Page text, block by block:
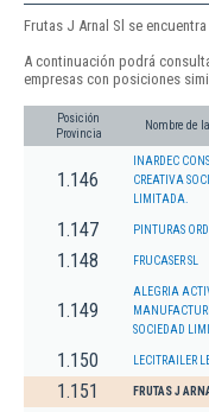
Frutas J Arnal Sl se
A continuación podrá
empresas con posiciones
Posición
Provincia
Nombre de
1.146
INARDEC
CREATIVA
LIMITADA.
1.147 PINTURAS
1.148 FRUCASER SL
1.149
ALEGRIA
SOCIEDAD
1.150 LECITRAILER
1.151 FRUTAS J